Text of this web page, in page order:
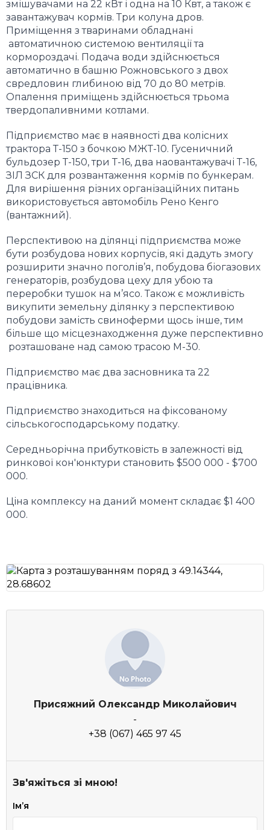
змішувачами на 22 кВт і одна на 10 Квт, а також є
завантажувач кормів. Три колуна дров.
Приміщення з тваринами обладнані
автоматичною системою вентиляції та
кормороздачі. Подача води здійснюється
автоматично в башню Рожновського з двох
свредловин глибиною від 70 до 80 метрів.
Опалення приміщень здійснюється трьома
твердопаливними котлами.
Підприємство має в наявності два колісних
трактора Т-150 з бочкою МЖТ-10. Гусеничний
бульдозер Т-150, три Т-16, два наовантажувачі Т-16,
ЗІЛ ЗСК для розвантаження кормів по бункерам.
Для вирішення різних організаційних питань
використовується автомобіль Рено Кенго
(вантажний).
Перспективою на ділянці підприємства може
бути розбудова нових корпусів, які дадуть змогу
розширити значно поголів’я, побудова біогазових
генераторів, розбудова цеху для убою та
переробки тушок на м’ясо. Також є можливість
викупити земельну ділянку з перспективою
побудови замість свиноферми щось інше, тим
більше що місцезнаходження дуже перспективно
розташоване над самою трасою М-30.
Підприємство має два засновника та 22
працівника.
Підприємство знаходиться на фіксованому
сільськогосподарському податку.
Середньорічна прибутковість в залежності від
ринкової кон'юнктури становить $500 000 - $700
000.
Ціна комплексу на даний момент складає $1 400
000.
Присяжний Олександр Миколайович
-
+38 (067) 465 97 45
Зв'яжіться зі мною!
Імʼя